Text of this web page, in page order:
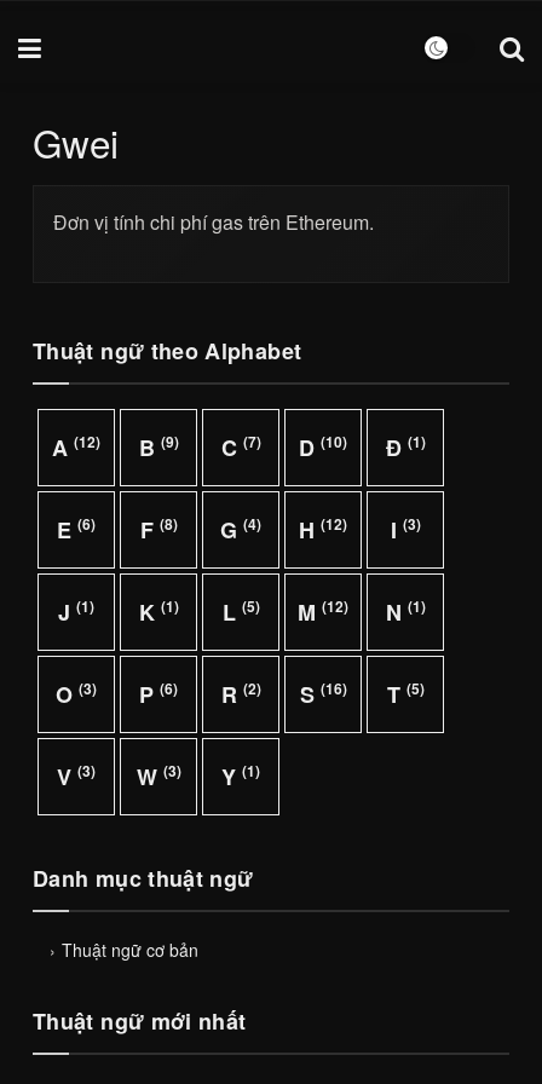
Gwei
Đơn vị tính chi phí gas trên Ethereum.
Thuật ngữ theo Alphabet
A (12) B (9) C (7) D (10) Đ (1)
E (6) F (8) G (4) H (12) I (3)
J (1) K (1) L (5) M (12) N (1)
O (3) P (6) R (2) S (16) T (5)
V (3) W (3) Y (1)
Danh mục thuật ngữ
Thuật ngữ cơ bản
Thuật ngữ mới nhất